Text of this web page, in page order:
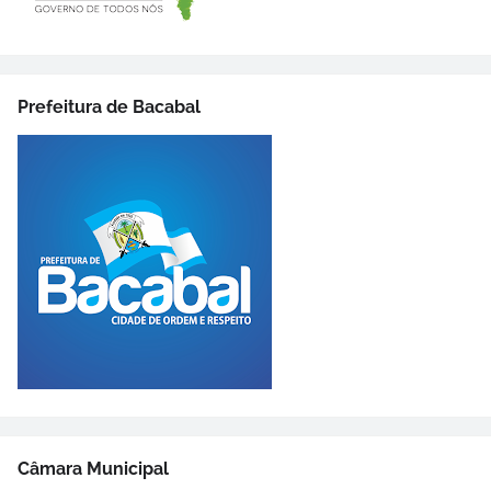
Prefeitura de Bacabal
Câmara Municipal